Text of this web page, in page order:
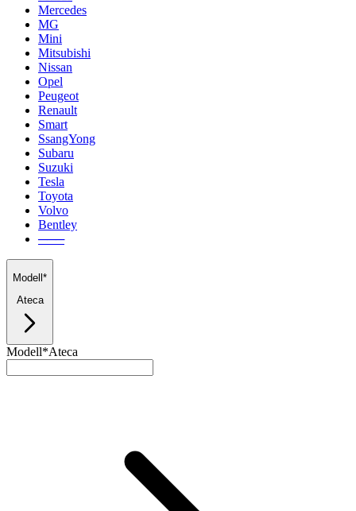
Mercedes
MG
Mini
Mitsubishi
Nissan
Opel
Peugeot
Renault
Smart
SsangYong
Subaru
Suzuki
Tesla
Toyota
Volvo
Bentley
───
Modell*
Ateca
Modell*Ateca